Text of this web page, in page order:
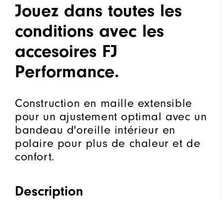
Jouez dans toutes les
conditions avec les
accesoires FJ
Performance.
Construction en maille extensible
pour un ajustement optimal avec un
bandeau d'oreille intérieur en
polaire pour plus de chaleur et de
confort.
Description